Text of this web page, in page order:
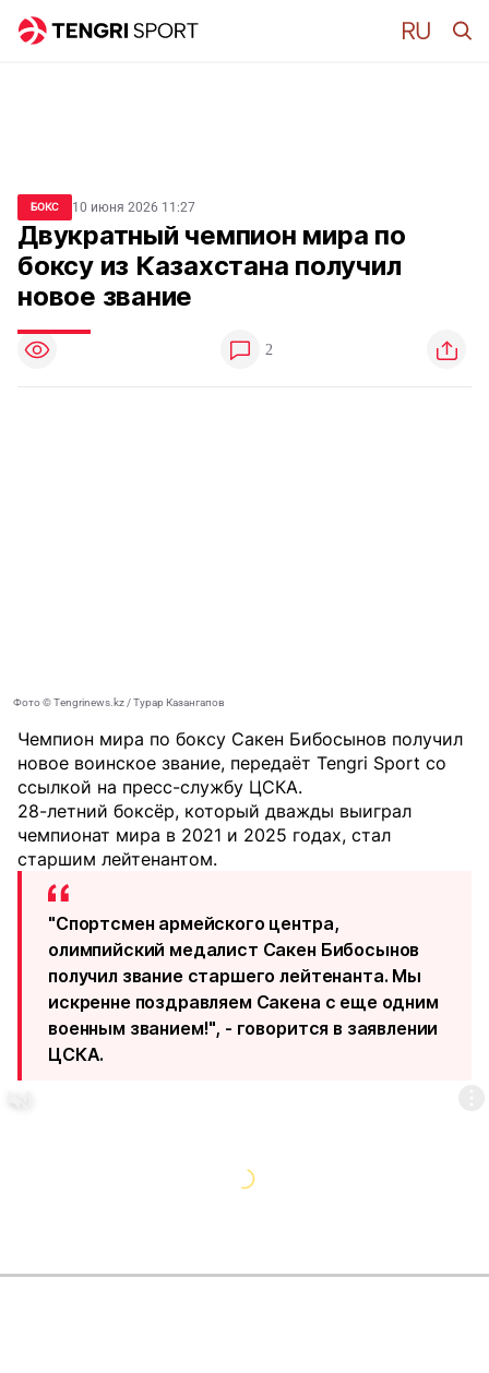
БОКС 10 июня 2026 11:27
Двукратный чемпион мира по
боксу из Казахстана получил
новое звание
2
Фото © Tengrinews.kz / Турар Казангапов
Чемпион мира по боксу Сакен Бибосынов получил
новое воинское звание, передаёт Tengri Sport со
ссылкой на пресс-службу ЦСКА.
28-летний боксёр, который дважды выиграл
чемпионат мира в 2021 и 2025 годах, стал
старшим лейтенантом.
"Спортсмен армейского центра,
олимпийский медалист Сакен Бибосынов
получил звание старшего лейтенанта. Мы
искренне поздравляем Сакена с еще одним
военным званием!", - говорится в заявлении
ЦСКА.